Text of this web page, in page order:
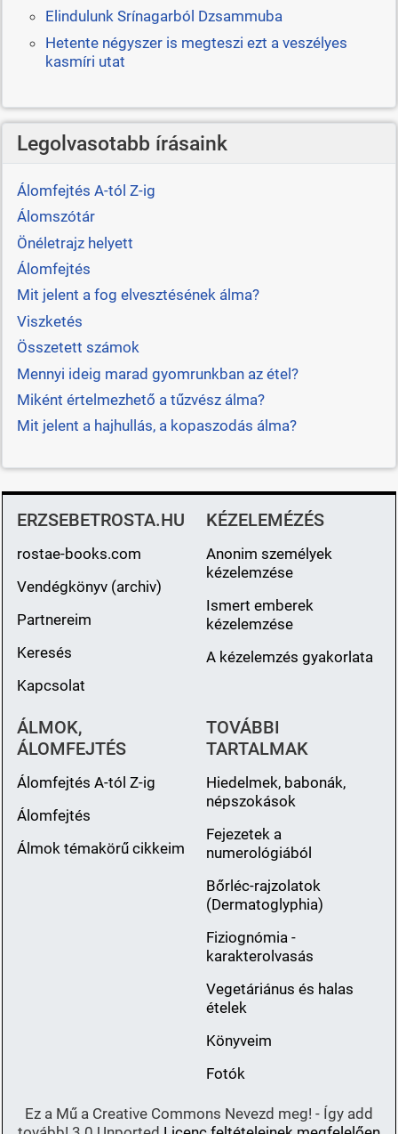
Elindulunk Srínagarból Dzsammuba
Hetente négyszer is megteszi ezt a veszélyes
kasmíri utat
Legolvasotabb írásaink
Álomfejtés A-tól Z-ig
Álomszótár
Önéletrajz helyett
Álomfejtés
Mit jelent a fog elvesztésének álma?
Viszketés
Összetett számok
Mennyi ideig marad gyomrunkban az étel?
Miként értelmezhető a tűzvész álma?
Mit jelent a hajhullás, a kopaszodás álma?
ERZSEBETROSTA.HU
rostae-books.com
Vendégkönyv (archiv)
Partnereim
Keresés
Kapcsolat
KÉZELEMÉZÉS
Anonim személyek
kézelemzése
Ismert emberek
kézelemzése
A kézelemzés gyakorlata
ÁLMOK,
ÁLOMFEJTÉS
Álomfejtés A-tól Z-ig
Álomfejtés
Álmok témakörű cikkeim
TOVÁBBI
TARTALMAK
Hiedelmek, babonák,
népszokások
Fejezetek a
numerológiából
Bőrléc-rajzolatok
(Dermatoglyphia)
Fiziognómia -
karakterolvasás
Vegetáriánus és halas
ételek
Könyveim
Fotók
Ez a Mű a Creative Commons Nevezd meg! - Így add